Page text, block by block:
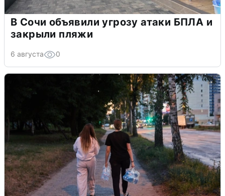
В Сочи объявили угрозу атаки БПЛА и
закрыли пляжи
6 августа 0